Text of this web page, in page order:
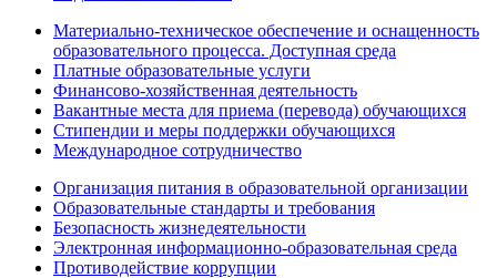
Материально-техническое обеспечение и оснащенность
образовательного процесса. Доступная среда
Платные образовательные услуги
Финансово-хозяйственная деятельность
Вакантные места для приема (перевода) обучающихся
Стипендии и меры поддержки обучающихся
Международное сотрудничество
Организация питания в образовательной организации
Образовательные стандарты и требования
Безопасность жизнедеятельности
Электронная информационно-образовательная среда
Противодействие коррупции